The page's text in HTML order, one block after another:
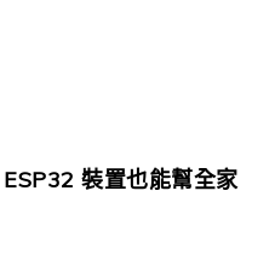
裝置也能幫全家